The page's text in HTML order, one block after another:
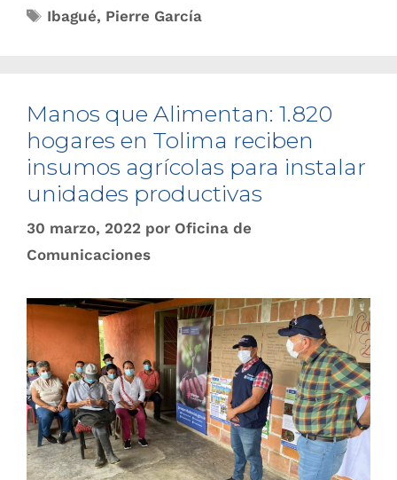
Ibagué, Pierre García
Manos que Alimentan: 1.820
hogares en Tolima reciben
insumos agrícolas para instalar
unidades productivas
30 marzo, 2022 por Oficina de
Comunicaciones